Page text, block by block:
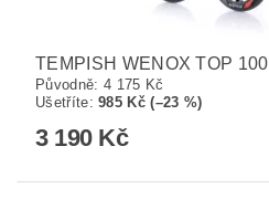
TEMPISH WENOX TOP 100
Původně: 4 175 Kč
Ušetříte:985 Kč (–23 %)
3 190 Kč